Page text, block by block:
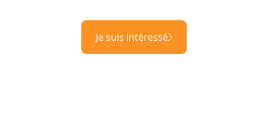
Je suis intéressé